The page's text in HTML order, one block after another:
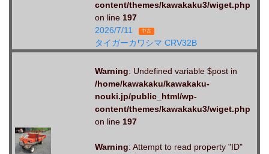
content/themes/kawakaku3/wiget.php
on line 197
2026/7/11
中古
タイガーカワシマ CRV32B
Warning: Undefined variable $post in
/home/kawakaku/kawakaku-
nouki.jp/public_html/wp-
content/themes/kawakaku3/wiget.php
on line 197
Warning: Attempt to read property "ID"